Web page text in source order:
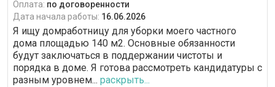
Оплата: по договоренности
Дата начала работы: 16.06.2026
Я ищу домработницу для уборки моего частного
дома площадью 140 м2. Основные обязанности
будут заключаться в поддержании чистоты и
порядка в доме. Я готова рассмотреть кандидатуры с
разным уровнем... раскрыть...